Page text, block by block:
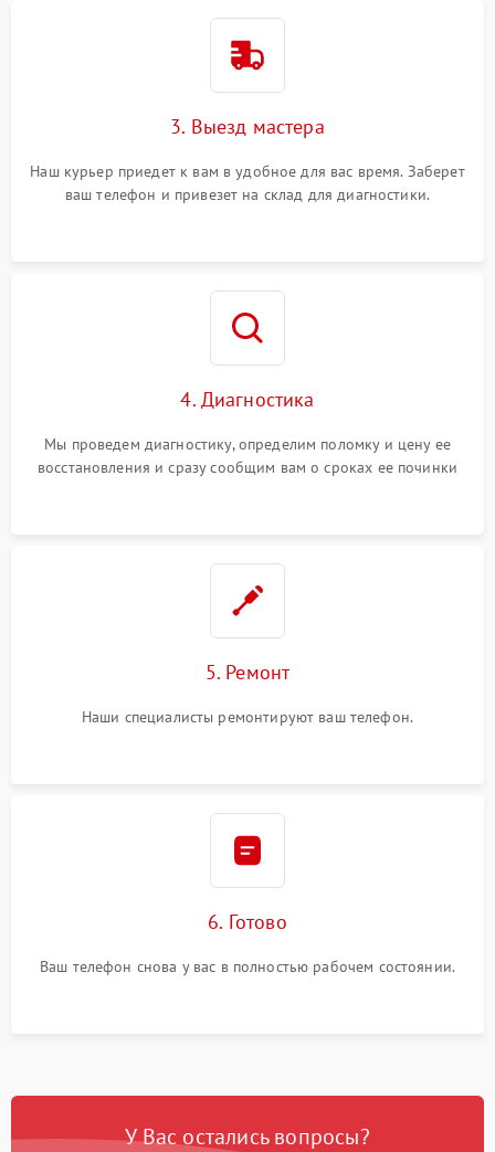
3. Выезд мастера
Наш курьер приедет к вам в удобное для вас время. Заберет
ваш телефон и привезет на склад для диагностики.
4. Диагностика
Мы проведем диагностику, определим поломку и цену ее
восстановления и сразу сообщим вам о сроках ее починки
5. Ремонт
Наши специалисты ремонтируют ваш телефон.
6. Готово
Ваш телефон снова у вас в полностью рабочем состоянии.
У Вас остались вопросы?